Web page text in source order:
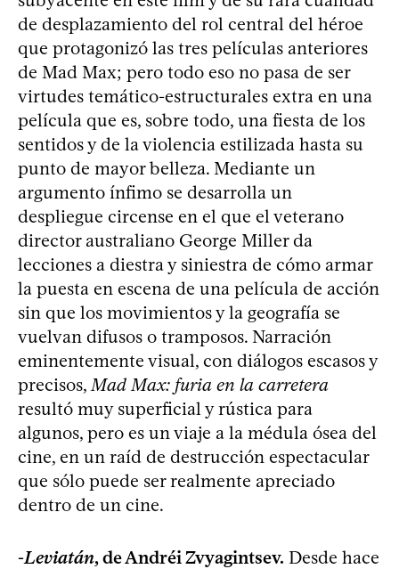
de desplazamiento del rol central del héroe
que protagonizó las tres películas anteriores
de Mad Max; pero todo eso no pasa de ser
virtudes temático-estructurales extra en una
película que es, sobre todo, una fiesta de los
sentidos y de la violencia estilizada hasta su
punto de mayor belleza. Mediante un
argumento ínfimo se desarrolla un
despliegue circense en el que el veterano
director australiano George Miller da
lecciones a diestra y siniestra de cómo armar
la puesta en escena de una película de acción
sin que los movimientos y la geografía se
vuelvan difusos o tramposos. Narración
eminentemente visual, con diálogos escasos y
precisos, Mad Max: furia en la carretera
resultó muy superficial y rústica para
algunos, pero es un viaje a la médula ósea del
cine, en un raíd de destrucción espectacular
que sólo puede ser realmente apreciado
dentro de un cine.
-Leviatán, de Andréi Zvyagintsev. Desde hace